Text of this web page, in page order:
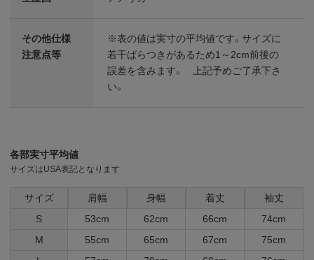
その他仕様
注意点等
※表の値は実寸の平均値です。サイズに
若干ばらつきがあるため1～2cm前後の
誤差を含みます。 上記予めご了承下さ
い。
各部実寸平均値
サイズはUSA表記となります
サイズ 肩幅 身幅 着丈
袖丈
S
53cm 62cm 66cm
74cm
M
55cm 65cm 67cm
75cm